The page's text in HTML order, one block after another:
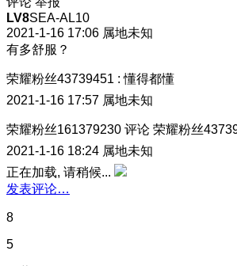
LV8SEA-AL10
2021-1-16 17:06 属地未知
有多舒服？
荣耀粉丝43739451 : 懂得都懂
2021-1-16 17:57 属地未知
荣耀粉丝161379230 评论 荣耀粉丝
2021-1-16 18:24 属地未知
正在加载, 请稍候...
发表评论…
8
5